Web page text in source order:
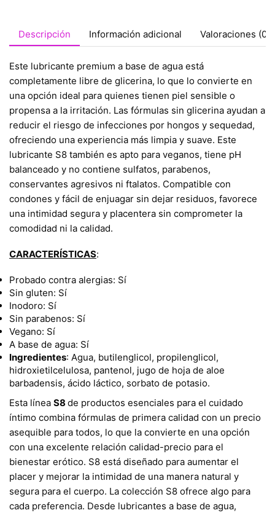
Descripción Información adicional Valoraciones (0)
Este lubricante premium a base de agua está
completamente libre de glicerina, lo que lo convierte en
una opción ideal para quienes tienen piel sensible o
propensa a la irritación. Las fórmulas sin glicerina ayudan a
reducir el riesgo de infecciones por hongos y sequedad,
ofreciendo una experiencia más limpia y suave. Este
lubricante S8 también es apto para veganos, tiene pH
balanceado y no contiene sulfatos, parabenos,
conservantes agresivos ni ftalatos. Compatible con
condones y fácil de enjuagar sin dejar residuos, favorece
una intimidad segura y placentera sin comprometer la
comodidad ni la calidad.
CARACTERÍSTICAS:
Probado contra alergias: Sí
Sin gluten: Sí
Inodoro: Sí
Sin parabenos: Sí
Vegano: Sí
A base de agua: Sí
Ingredientes: Agua, butilenglicol, propilenglicol,
hidroxietilcelulosa, pantenol, jugo de hoja de aloe
barbadensis, ácido láctico, sorbato de potasio.
Esta línea S8 de productos esenciales para el cuidado
íntimo combina fórmulas de primera calidad con un precio
asequible para todos, lo que la convierte en una opción
con una excelente relación calidad-precio para el
bienestar erótico. S8 está diseñado para aumentar el
placer y mejorar la intimidad de una manera natural y
segura para el cuerpo. La colección S8 ofrece algo para
cada preferencia. Desde lubricantes a base de agua,